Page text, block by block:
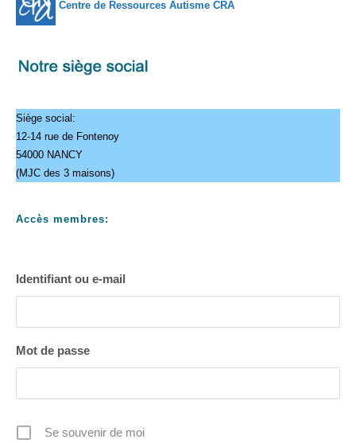
Centre de Ressources Autisme CRA
Siège social:
12-14 rue de Fontenoy
54000 NANCY
(MJC des 3 maisons)
Accès membres:
Identifiant ou e-mail
Mot de passe
Se souvenir de moi